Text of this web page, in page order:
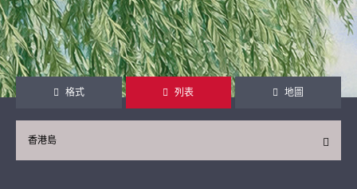
格式 列表 地圖
香港島
繼續